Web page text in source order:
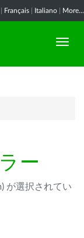
Français Italiano More...
ー
が選択されてい